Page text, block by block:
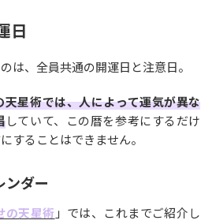
日
は、全員共通の開運日と注意日。
天星術では、人によって運気が異な
していて、この暦を参考にするだけ
することはできません。
ンダー
の天星術 」では、これまでご紹介し